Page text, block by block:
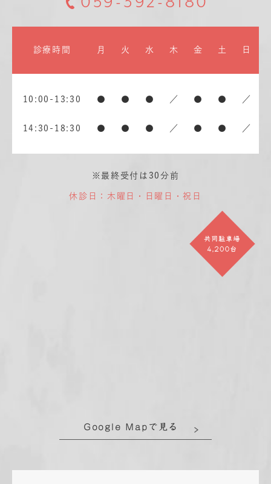
診療時間 月 火 水 木 金 土 日
10:00-13:30 ● ● ● ／ ● ● ／
14:30-18:30 ● ● ● ／ ● ● ／
※最終受付は30分前
休診日：木曜日・日曜日・祝日
Google Mapで見る